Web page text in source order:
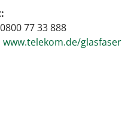
77 33 888
www.telekom.de/glasfaser